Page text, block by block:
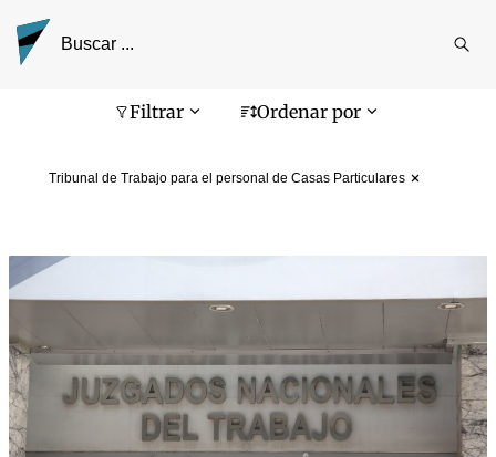
Filtrar Ordenar por
Tribunal de Trabajo para el personal de Casas Particulares
Pantalla de búsqueda